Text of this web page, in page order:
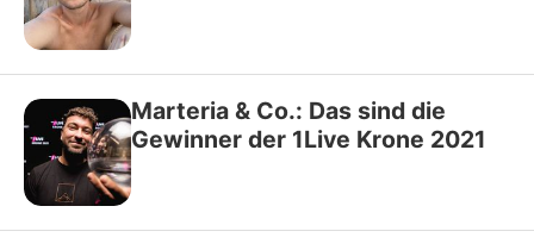
Marteria & Co.: Das sind die
Gewinner der 1Live Krone 2021